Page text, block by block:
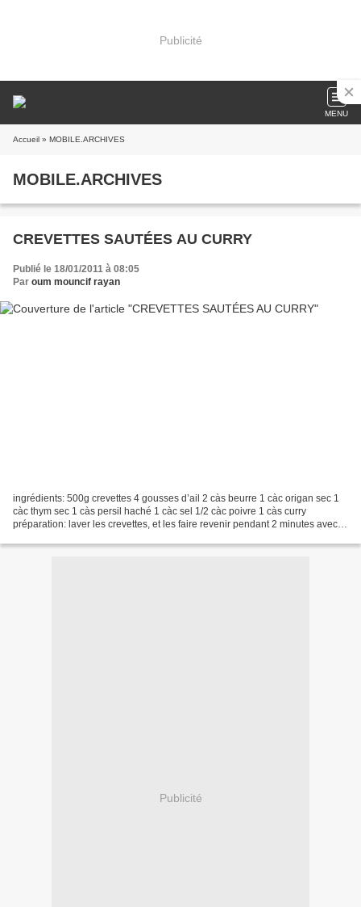
Publicité
MENU
Accueil » MOBILE.ARCHIVES
MOBILE.ARCHIVES
CREVETTES SAUTÉES AU CURRY
Publié le 18/01/2011 à 08:05
Par oum mouncif rayan
ingrédients: 500g crevettes 4 gousses d’ail 2 càs beurre 1 càc origan sec 1
càc thym sec 1 càs persil haché 1 càc sel 1/2 càc poivre 1 càs curry
préparation: laver les crevettes, et les faire revenir pendant 2 minutes avec le
Publicité